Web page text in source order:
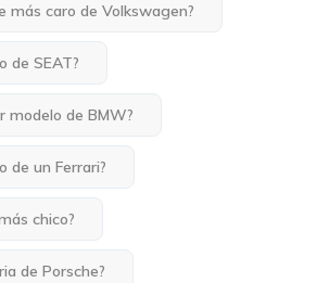
más caro de Volkswagen?
de SEAT?
modelo de BMW?
de un Ferrari?
chico?
de Porsche?